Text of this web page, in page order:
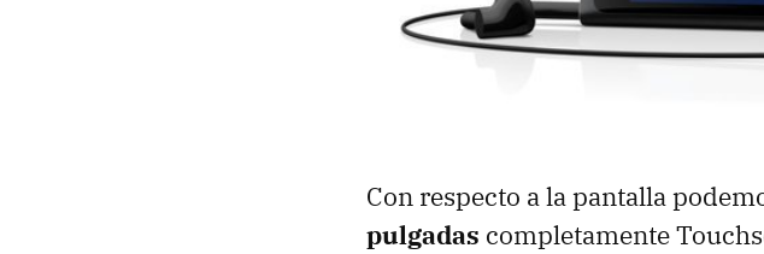
Con respecto a la pantalla
pulgadas completamente